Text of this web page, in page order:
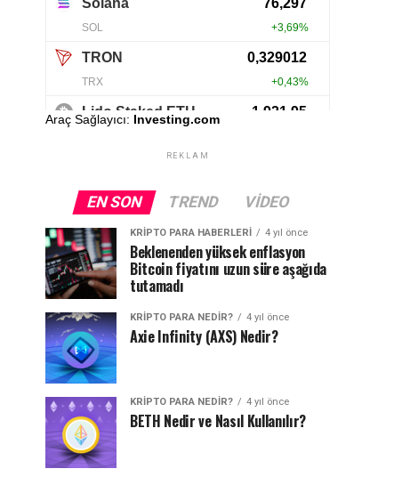
Araç Sağlayıcı: Investing.com
REKLAM
EN SON TREND VIDEO
KRIPTO PARA HABERLERI 4 yıl önce
Beklenenden yüksek enflasyon
Bitcoin fiyatını uzun süre aşağıda
tutamadı
KRIPTO PARA NEDIR? 4 yıl önce
Axie Infinity (AXS) Nedir?
KRIPTO PARA NEDIR? 4 yıl önce
BETH Nedir ve Nasıl Kullanılır?